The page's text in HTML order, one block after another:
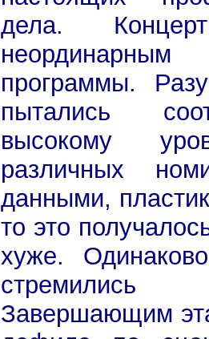
дела.
программы.
пытались
высокому
различных
данными,
то это
хуже.
Завершающим